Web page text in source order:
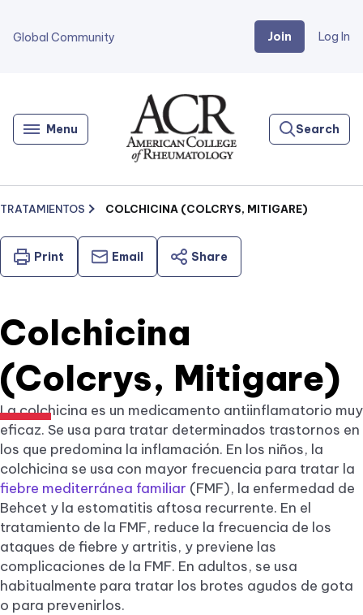
Global Community Join Log In
Menu
Home
Search
TRATAMIENTOS COLCHICINA (COLCRYS, MITIGARE)
Print Email Share
Colchicina
(Colcrys, Mitigare)
La colchicina es un medicamento antiinflamatorio muy
eficaz. Se usa para tratar determinados trastornos en
los que predomina la inflamación. En los niños, la
colchicina se usa con mayor frecuencia para tratar la
fiebre mediterránea familiar (FMF), la enfermedad de
Behcet y la estomatitis aftosa recurrente. En el
tratamiento de la FMF, reduce la frecuencia de los
ataques de fiebre y artritis, y previene las
complicaciones de la FMF. En adultos, se usa
habitualmente para tratar los brotes agudos de gota
o para prevenirlos.